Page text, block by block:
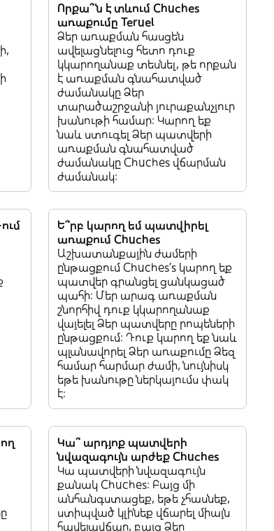
Որքա՞ն է տևում Chuches
առաքումը Teruel
Ձեր առաքման հասցեն
ավելացնելուց հետո դուք
կկարողանաք տեսնել, թե որքան
է առաքման գնահատված
ժամանակը Ձեր
տարածաշրջանի յուրաքանչյուր
խանութի համար: Կարող եք
նաև ստուգել Ձեր պատվերի
առաքման գնահատված
ժամանակը Chuches վճարման
ժամանակ:
Ե՞րբ կարող եմ պատվիրել
առաքում Chuches
Աշխատանքային ժամերի
ընթացքում Chuches’s կարող եք
պատվեր գրանցել ցանկացած
պահի: Մեր արագ առաքման
շնորհիվ դուք կկարողանաք
վայելել Ձեր պատվերը րոպեների
ընթացքում: Դուք կարող եք նաև
պլանավորել Ձեր առաքումը Ձեզ
համար հարմար ժամի, նույնիսկ
եթե խանութը ներկայումս փակ
է:
Կա՞ արդյոք պատվերի
նվազագույն արժեք Chuches
Կա պատվերի նվազագույն
քանակ Chuches: Բայց մի
անհանգստացեք, եթե չհասնեք,
ստիպված կլինեք վճարել միայն
հավելավճար, բայց Ձեր